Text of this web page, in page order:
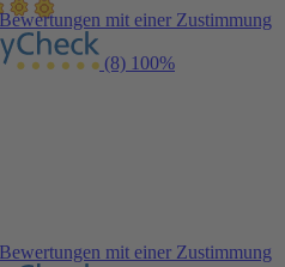
mit einer Zustimmung
(8) 100%
mit einer Zustimmung